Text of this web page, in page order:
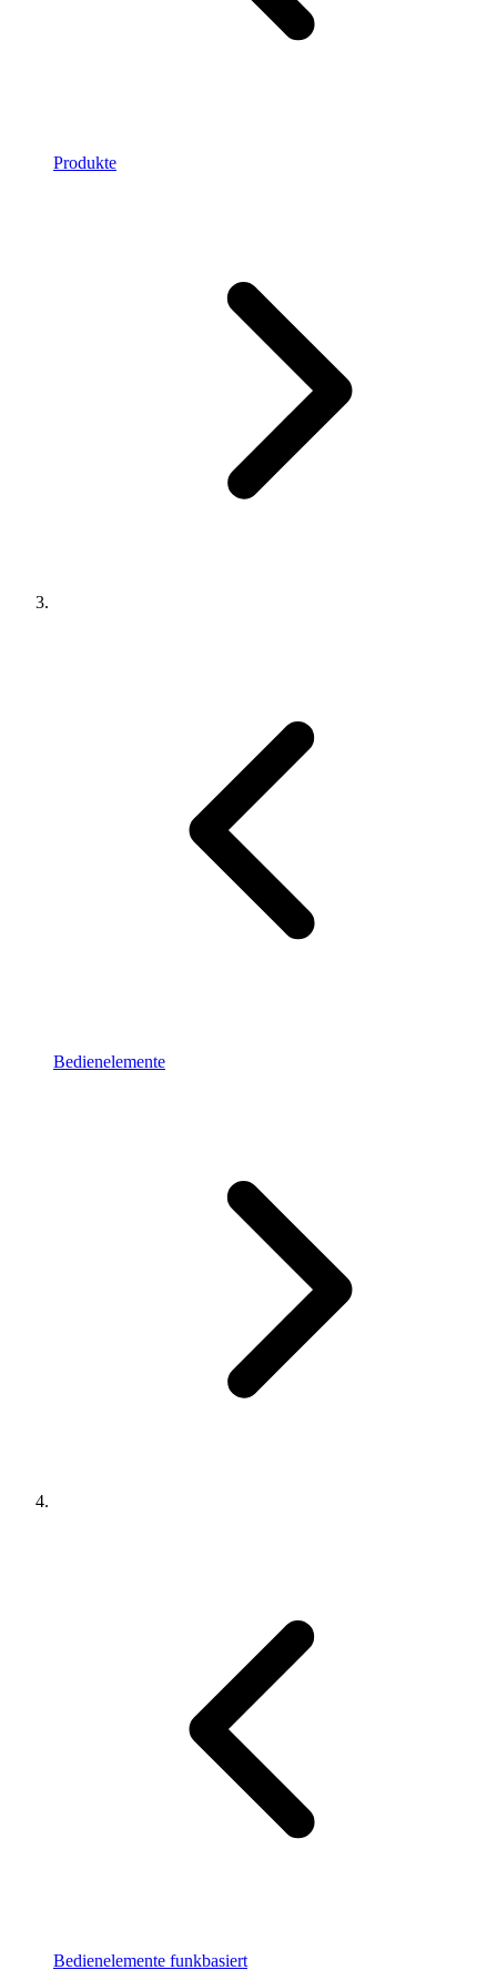
Produkte
Bedienelemente
Bedienelemente funkbasiert